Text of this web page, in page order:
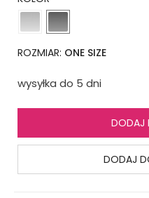
ROZMIAR: ONE SIZE
wysyłka do 5 dni
DODAJ
DODAJ